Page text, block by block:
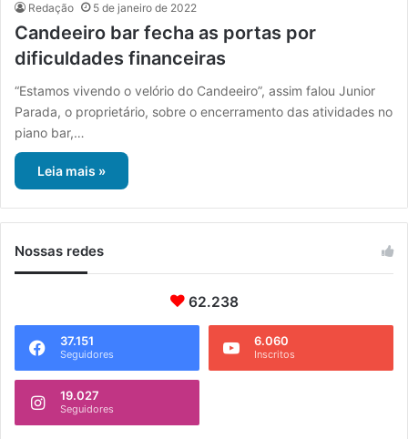
Redação 5 de janeiro de 2022
Candeeiro bar fecha as portas por
dificuldades financeiras
“Estamos vivendo o velório do Candeeiro”, assim falou Junior
Parada, o proprietário, sobre o encerramento das atividades no
piano bar,…
Leia mais »
Nossas redes
62.238
37.151
Seguidores
6.060
Inscritos
19.027
Seguidores